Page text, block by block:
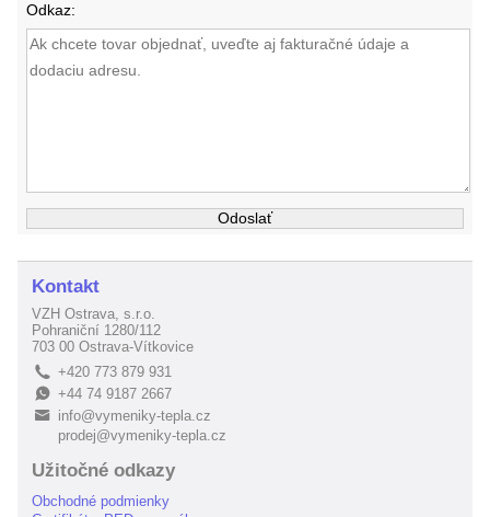
Odkaz:
Kontakt
VZH Ostrava, s.r.o.
Pohraniční 1280/112
703 00 Ostrava-Vítkovice
L +420 773 879 931
E+44 74 9187 2667
B
info@vymeniky-tepla.cz
prodej@vymeniky-tepla.cz
Užitočné odkazy
Obchodné podmienky